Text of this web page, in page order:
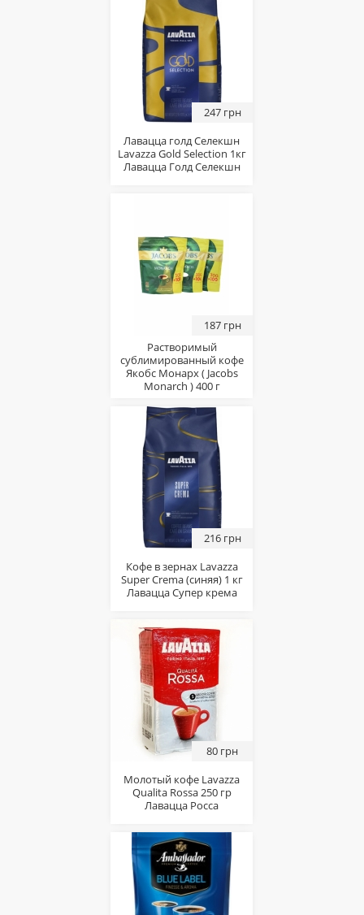
247 грн
Лавацца голд Селекшн
Lavazza Gold Selection 1кг
Лавацца Голд Селекшн
187 грн
Растворимый
сублимированный кофе
Якобс Монарх ( Jacobs
Monarch ) 400 г
216 грн
Кофе в зернах Lavazza
Super Crema (синяя) 1 кг
Лавацца Супер крема
80 грн
Молотый кофе Lavazza
Qualita Rossa 250 гр
Лавацца Росса